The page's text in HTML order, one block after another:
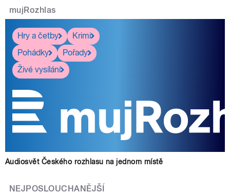
mujRozhlas
Hry a četby
Krimi
Pohádky
Pořady
Živé vysílání
Audiosvět Českého rozhlasu na jednom místě
NEJPOSLOUCHANĚJŠÍ